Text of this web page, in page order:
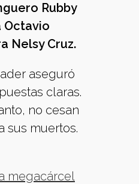
Rubby
Octavio
Nelsy Cruz.
aseguró
claras.
no cesan
sus muertos.
megacárcel